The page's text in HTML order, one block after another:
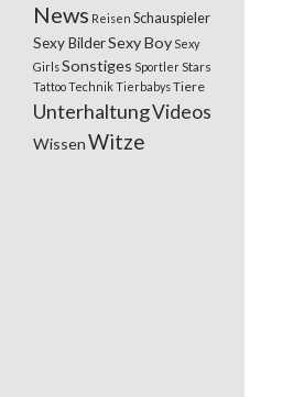
News Reisen Schauspieler
Sexy BilderSexy Boy Sexy
GirlsSonstiges SportlerStars
TattooTechnikTierbabysTiere
UnterhaltungVideos
WissenWitze